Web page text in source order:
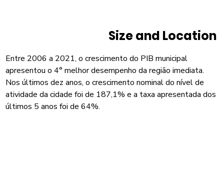
Size and Location
Entre 2006 a 2021, o crescimento do PIB municipal
apresentou o 4° melhor desempenho da região imediata.
Nos últimos dez anos, o crescimento nominal do nível de
atividade da cidade foi de 187,1% e a taxa apresentada dos
últimos 5 anos foi de 64%.